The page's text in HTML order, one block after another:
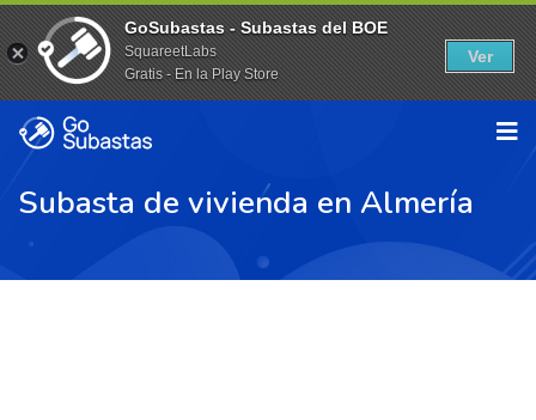
Subasta de vivienda en Almería
GoSubastas - Subastas del BOE
SquareetLabs
Gratis - En la Play Store
Ver